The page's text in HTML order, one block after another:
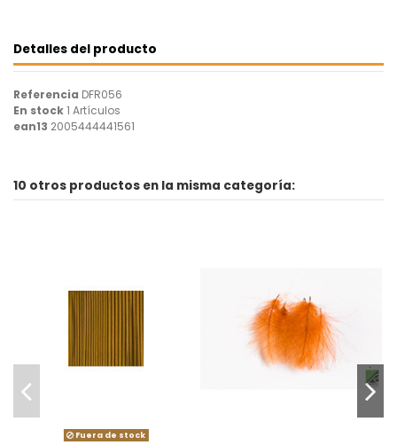
Detalles del producto
Referencia DFR056
En stock1 Artículos
ean13 2005444441561
10 otros productos en la misma categoría:
Fuera de stock